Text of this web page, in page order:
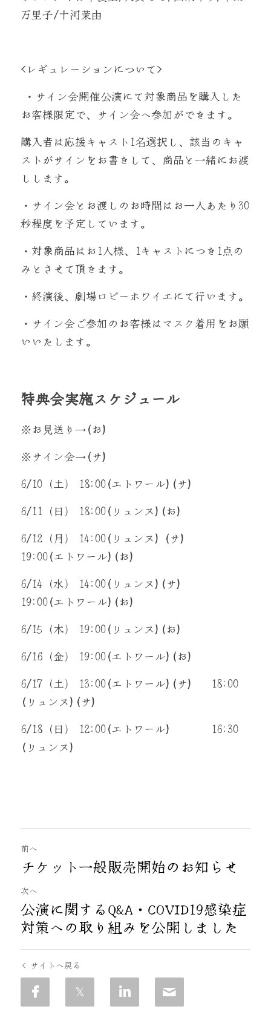
万里子/十河茉由
<レギュレーションについて>
お客様限定で、サイン会へ参加ができます。
購入者は応援キャスト1名選択し、該当のキャ
ストがサインをお書きして、商品と一緒にお渡
しします。
・サイン会とお渡しのお時間はお一人あたり30
秒程度を予定しています。
・対象商品はお1人様、1キャストにつき1点の
みとさせて頂きます。
・終演後、劇場ロビーホワイエにて行います。
・サイン会ご参加のお客様はマスク着用をお願
いいたします。
特典会実施スケジュール
※お見送り→(お)
※サイン会→(サ)
6/10（土） 18:00(エトワール) (サ)
6/11（日） 18:00(リュンヌ) (お)
6/12（月） 14:00(リュンヌ) (サ)
19:00(エトワール) (お)
6/14（水） 14:00(リュンヌ) (サ)
19:00(エトワール) (お)
6/15（木） 19:00(リュンヌ) (お)
6/16（金） 19:00(エトワール) (お)
6/17（土） 13:00(エトワール) (サ) 18:00
(リュンヌ) (サ)
6/18（日） 12:00(エトワール)           16:30
(リュンヌ)
前へ
チケット一般販売開始のお知らせ
次へ
公演に関するQ&A・COVID19感染症
対策への取り組みを公開しました
サイトへ戻る